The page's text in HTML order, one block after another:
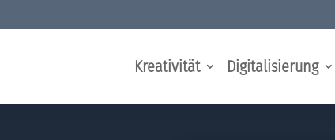
Kreativität Digitalisierung